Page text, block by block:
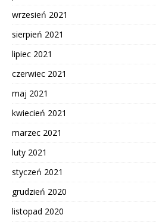
wrzesień 2021
sierpień 2021
lipiec 2021
czerwiec 2021
maj 2021
kwiecień 2021
marzec 2021
luty 2021
styczeń 2021
grudzień 2020
listopad 2020